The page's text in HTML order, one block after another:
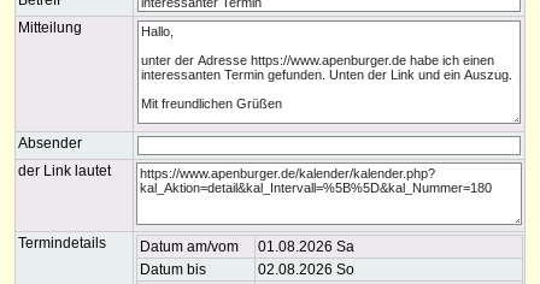
Mitteilung
Absender
der Link lautet
Termindetails Datum am/vom
01.08.2026 Sa
Datum bis
02.08.2026 So